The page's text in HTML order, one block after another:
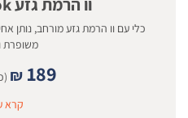
וו הרמת גזע Lifting hook
כלי עם וו הרמת גזע מורחב, נותן
משופרת
₪ 189
קרא